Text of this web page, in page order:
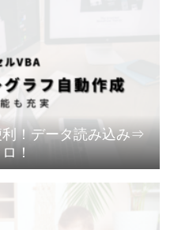
！データ読み込み⇒
！